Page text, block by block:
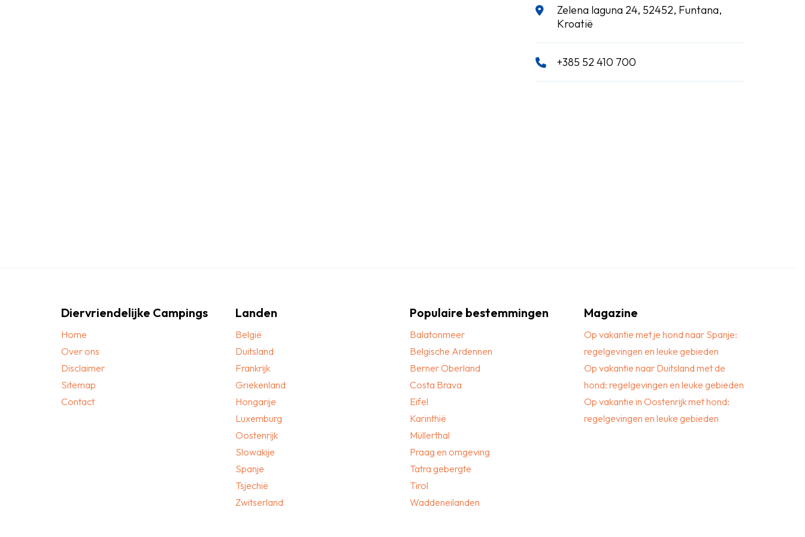
Zelena laguna 24, 52452, Funtana,
Kroatië
+385 52 410 700
Diervriendelijke Campings
Home
Over ons
Disclaimer
Sitemap
Contact
Landen
België
Duitsland
Frankrijk
Griekenland
Hongarije
Luxemburg
Oostenrijk
Slowakije
Spanje
Tsjechië
Zwitserland
Populaire bestemmingen
Balatonmeer
Belgische Ardennen
Berner Oberland
Costa Brava
Eifel
Karinthië
Müllerthal
Praag en omgeving
Tatra gebergte
Tirol
Waddeneilanden
Magazine
Op vakantie met je hond naar Spanje:
regelgevingen en leuke gebieden
Op vakantie naar Duitsland met de
hond: regelgevingen en leuke gebieden
Op vakantie in Oostenrijk met hond:
regelgevingen en leuke gebieden